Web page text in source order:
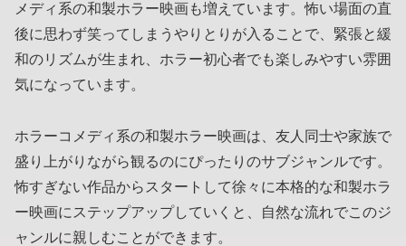
メディ系の和製ホラー映画も増えています。怖い場面の直
後に思わず笑ってしまうやりとりが入ることで、緊張と緩
和のリズムが生まれ、ホラー初心者でも楽しみやすい雰囲
気になっています。
ホラーコメディ系の和製ホラー映画は、友人同士や家族で
盛り上がりながら観るのにぴったりのサブジャンルです。
怖すぎない作品からスタートして徐々に本格的な和製ホラ
ー映画にステップアップしていくと、自然な流れでこのジ
ャンルに親しむことができます。